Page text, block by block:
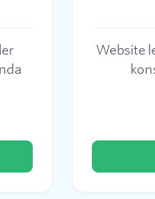
Website